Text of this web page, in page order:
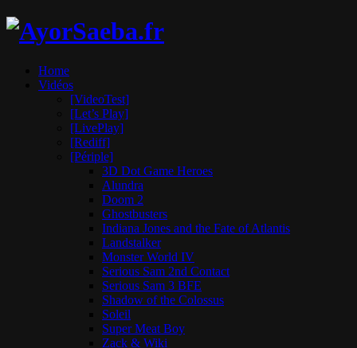
Home
Vidéos
[VideoTest]
[Let’s Play]
[LivePlay]
[Rediff]
[Périple]
3D Dot Game Heroes
Alundra
Doom 2
Ghostbusters
Indiana Jones and the Fate of Atlantis
Landstalker
Monster World IV
Serious Sam 2nd Contact
Serious Sam 3 BFE
Shadow of the Colossus
Soleil
Super Meat Boy
Zack & Wiki